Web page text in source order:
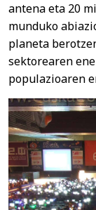
antena eta 20
munduko
planeta
sektorearen
populazioaren